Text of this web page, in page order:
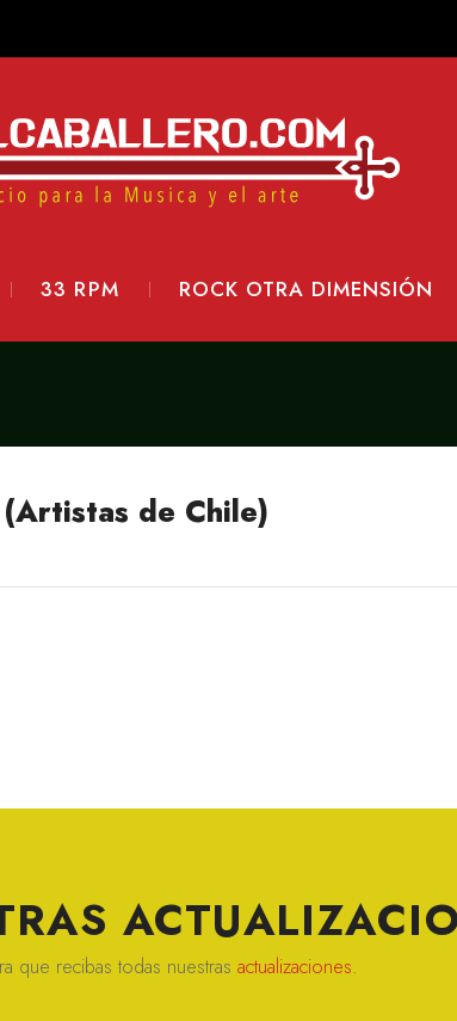
33 RPM ROCK OTRA DIMENSIÓN
de Chile)
que recibas todas nuestras actualizaciones.